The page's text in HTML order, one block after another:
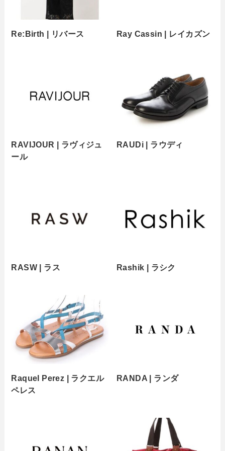
Re:Birth | リバース Ray Cassin | レイカズン
RAVIJOUR | ラヴィジュ
ール
RAUDi | ラウディ
RASW | ラス Rashik | ラシク
Raquel Perez | ラクエル
ペレス
RANDA | ランダ